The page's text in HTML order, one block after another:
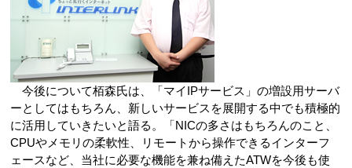
今後について栢森氏は、「マイIPサービス」の増設用サーバ
ーとしてはもちろん、新しいサービスを展開する中でも積極的
に活用していきたいと語る。「NICの多さはもちろんのこと、
CPUやメモリの柔軟性、リモートから操作できるインターフ
ェースなど、当社に必要な機能を兼ね備えたATWを今後も使